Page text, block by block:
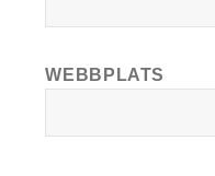
WEBBPLATS